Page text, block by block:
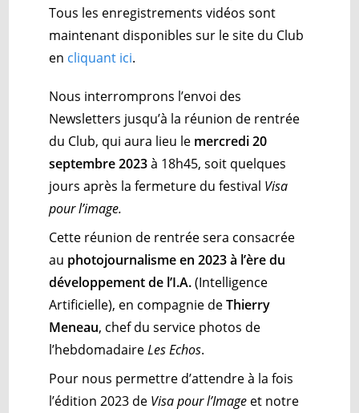
Tous les enregistrements vidéos sont
maintenant disponibles sur le site du Club
en cliquant ici.
Nous interromprons l’envoi des
Newsletters jusqu’à la réunion de rentrée
du Club, qui aura lieu le mercredi 20
septembre 2023à 18h45, soit quelques
jours après la fermeture du festival Visa
pour l’image.
Cette réunion de rentrée sera consacrée
au photojournalisme en 2023 à l’ère du
développement de l’I.A.(Intelligence
Artificielle), en compagnie deThierry
Meneau, chef du service photos de
l’hebdomadaireLes Echos.
Pour nous permettre d’attendre à la fois
l’édition 2023 de Visa pour l’Image et notre